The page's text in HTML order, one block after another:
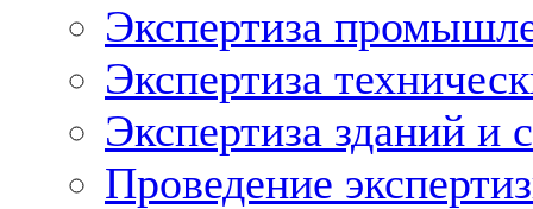
Экспертиза
Экспертиза
Экспертиза зданий и
Проведение